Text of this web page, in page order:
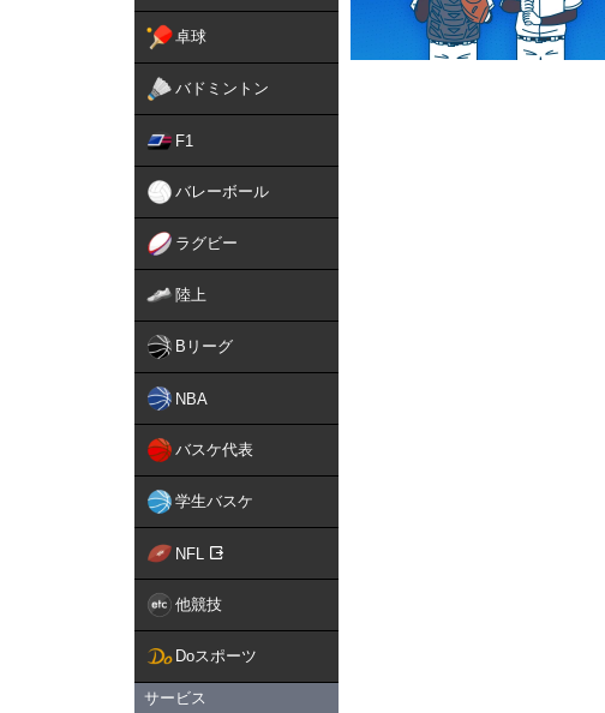
卓球
バドミントン
F1
バレーボール
ラグビー
陸上
Bリーグ
NBA
バスケ代表
学生バスケ
NFL
他競技
Doスポーツ
サービス